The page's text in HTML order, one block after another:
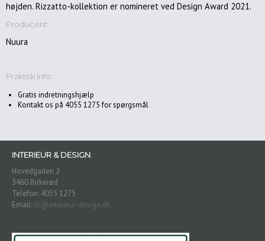
højden. Rizzatto-kollektion er nomineret ved Design Award 2021.
Producent:
Nuura
Praktisk Info:
Gratis indretningshjælp
Kontakt os på 4055 1275 for spørgsmål
INTERIEUR & DESIGN
Hovedgaden 2
3460 Birkerød
Telefon: 4055 1275
Email: rb@interieur-design.dk
Accessories
&
Kunst
Spejle
Gardiner
Belysning/lamper
Gulvlamper
Pendler/loftlamper